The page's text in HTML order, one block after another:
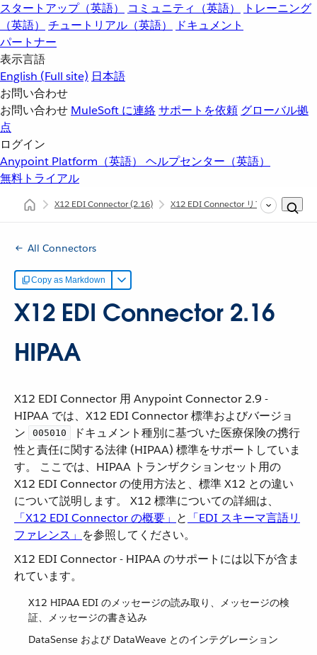
スタートアップ（英語）
コミュニティ（英語）
トレーニング
（英語）
チュートリアル（英語）
ドキュメント
パートナー
表示言語
English (Full site) 日本語
お問い合わせ
お問い合わせ MuleSoft に連絡サポートを依頼 グローバル拠
点
ログイン
Anypoint Platform（英語） ヘルプセンター（英語）
無料トライアル
X12 EDI Connector(2.16) X12 EDI Connector リファレンス
All Connectors
Copy as Markdown
X12 EDI Connector 2.16
HIPAA
X12 EDI Connector 用 Anypoint Connector 2.9 -
HIPAA では、X12 EDI Connector 標準およびバージョ
ン ​
005010
​ ドキュメント種別に基づいた医療保険の携行
性と責任に関する法律 (HIPAA) 標準をサポートしていま
す。 ここでは、HIPAA トランザクションセット用の
X12 EDI Connector の使用方法と、標準 X12 との違い
について説明します。 X12 標準についての詳細は、​
「X12 EDI Connector の概要」 ​と​ 「EDI スキーマ言語リ
ファレンス」 ​を参照してください。
X12 EDI Connector - HIPAA のサポートには以下が含ま
れています。
X12 HIPAA EDI のメッセージの読み取り、メッセージの検
証、メッセージの書き込み
DataSense および DataWeave とのインテグレーション